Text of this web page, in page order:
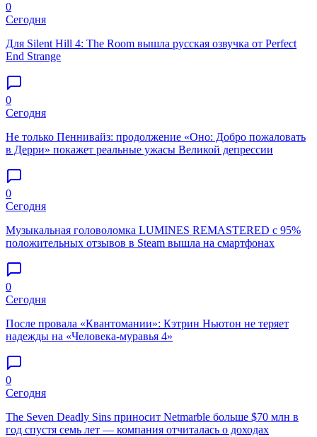
0
Сегодня
Для Silent Hill 4: The Room вышла русская озвучка от Perfect
End Strange
0
Сегодня
Не только Пеннивайз: продолжение «Оно: Добро пожаловать
в Дерри» покажет реальные ужасы Великой депрессии
0
Сегодня
Музыкальная головоломка LUMINES REMASTERED с 95%
положительных отзывов в Steam вышла на смартфонах
0
Сегодня
После провала «Квантомании»: Кэтрин Ньютон не теряет
надежды на «Человека-муравья 4»
0
Сегодня
The Seven Deadly Sins приносит Netmarble больше $70 млн в
год спустя семь лет — компания отчиталась о доходах